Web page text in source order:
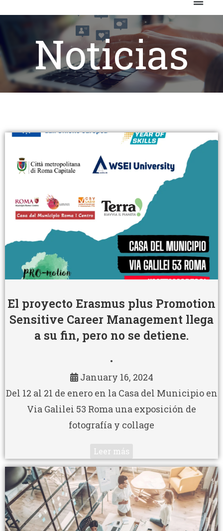
Noticias
El proyecto Erasmus plus Promotion
Sensitive Career Management llega
a su fin, pero no se detiene.
•
January 16, 2024
Del 12 al 21 de enero en la Casa del Municipio en
Via Galilei 53 Roma una exposición de
fotografía y collage
Leer más